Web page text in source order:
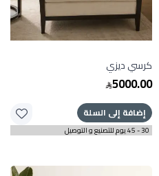
كرسي ديزي
5000.00
إضافة إلى السلة
30 - 45 يوم للتصنيع و التوصيل